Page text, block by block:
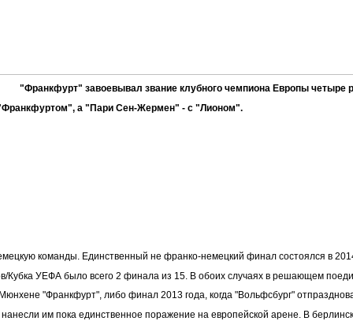
"Франкфурт" завоевывал звание клубного чемпиона Европы четыре
а "Пари Сен-Жермен" - с "Лионом".
команды. Единственный не франко-немецкий финал состоялся в
УЕФА было всего 2 финала из 15. В обоих случаях в решающем
"Франкфурт", либо финал 2013 года, когда "Вольфсбург"
им пока единственное поражение на европейской арене. В